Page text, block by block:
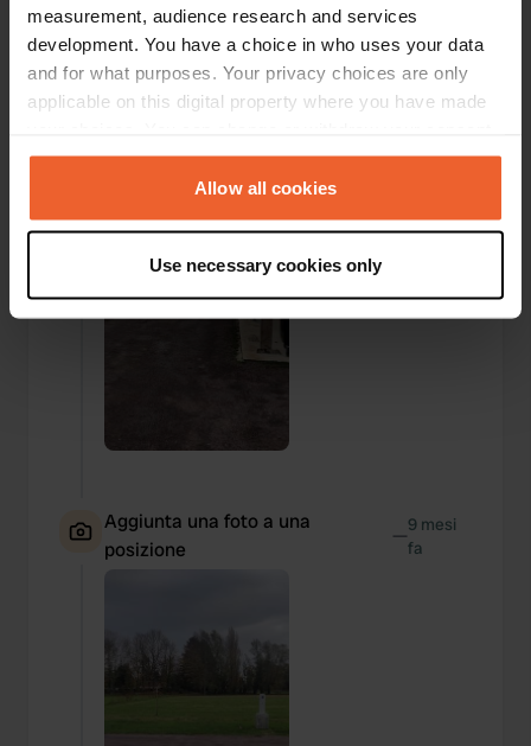
measurement, audience research and services
development. You have a choice in who uses your data
and for what purposes. Your privacy choices are only
applicable on this digital property where you have made
any time from the Cookie Declaration or by clicking on
the Privacy trigger icon.
Collect information about your geographical location
which can be accurate to within several meters
specific characteristics (fingerprinting)
We also share information about your use of our site with
our social media, advertising and analytics partners who
Allow all cookies
Use necessary cookies only
sicuramente...
Tradotto da Google Mostra originale
Aggiunta una foto a una
—9 mesi
Aggiunta una foto a una
posizione
—9 mesi
fa